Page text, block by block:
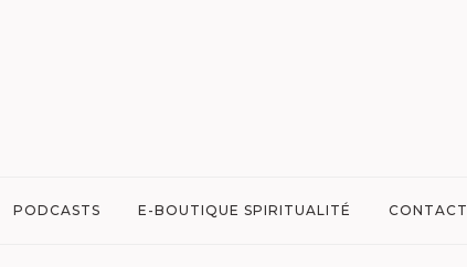
PODCASTS E-BOUTIQUE SPIRITUALITÉ CONTACT